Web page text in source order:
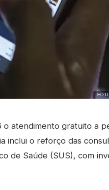
atendimento gratuito a
inclui o reforço das
de Saúde (SUS), com